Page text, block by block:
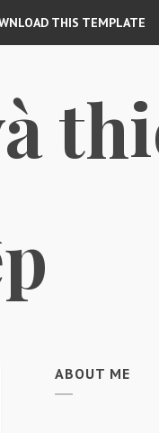
THIS TEMPLATE
ABOUT ME